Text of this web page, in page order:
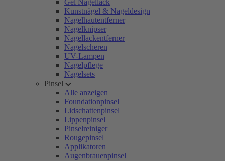
Gel Nagellack
Kunstnägel & Nageldesign
Nagelhautentferner
Nagelknipser
Nagellackentferner
Nagelscheren
UV-Lampen
Nagelpflege
Nagelsets
Pinsel
Alle anzeigen
Foundationpinsel
Lidschattenpinsel
Lippenpinsel
Pinselreiniger
Rougepinsel
Applikatoren
Augenbrauenpinsel